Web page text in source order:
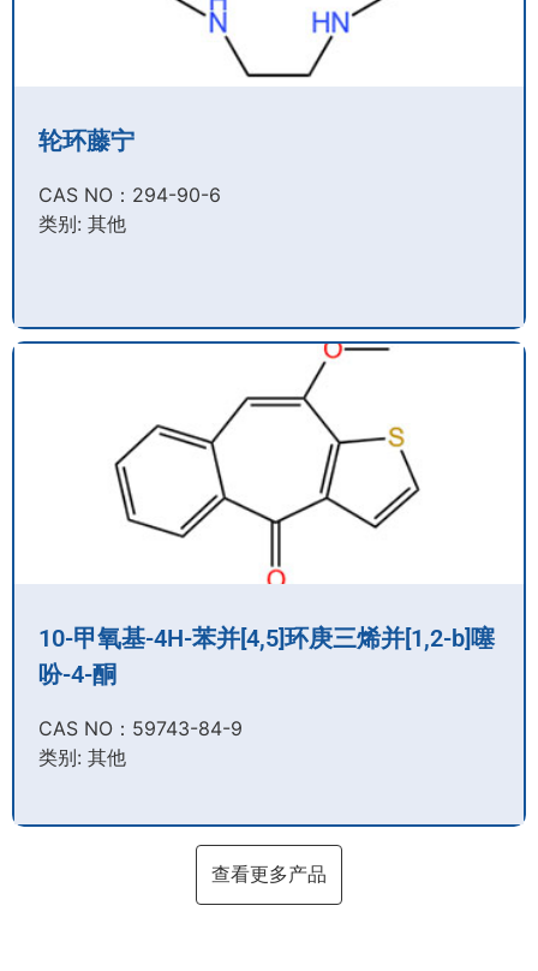
轮环藤宁
CAS NO：294-90-6​
类别: 其他
10-甲氧基-4H-苯并[4,5]环庚三烯并[1,2-b]噻
吩-4-酮
CAS NO：59743-84-9​
类别: 其他
查看更多产品